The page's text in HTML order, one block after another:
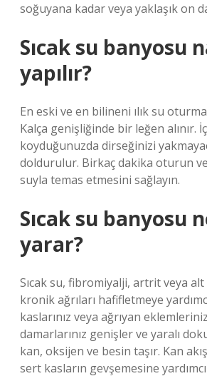
soğuyana kadar veya yaklaşık on
Sıcak su banyosu
yapılır?
En eski ve en bilineni ılık su
Kalça genişliğinde bir leğen alınır.
koyduğunuzda dirseğinizi
doldurulur. Birkaç dakika oturun
suyla temas etmesini sağlayın.
Sıcak su banyosu
yarar?
Sıcak su, fibromiyalji, artrit veya alt
kronik ağrıları hafifletmeye
kaslarınız veya ağrıyan eklemleriniz
damarlarınız genişler ve yaralı
kan, oksijen ve besin taşır. Kan
sert kasların gevşemesine